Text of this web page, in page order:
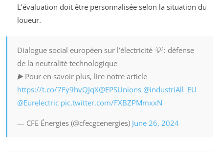
L’évaluation doit être personnalisée selon la situation du
loueur.
Dialogue social européen sur l’électricité 💡 : défense
de la neutralité technologique
▶️ Pour en savoir plus, lire notre article
https://t.co/7Fy9hvQJqX@EPSUnions @industriAll_EU
@Eurelectric pic.twitter.com/FXBZPMmxxN
— CFE Énergies (@cfecgcenergies) June 26, 2024